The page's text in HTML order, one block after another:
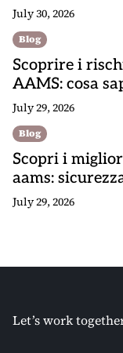
July 30, 2026
Blog
Scoprire i
AAMS: cosa
July 29, 2026
Blog
Scopri i
aams:
July 29, 2026
Let’s work